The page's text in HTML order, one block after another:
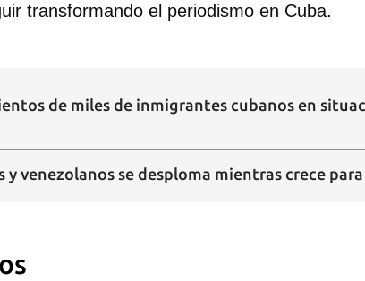
transformando el periodismo en Cuba.
de miles de inmigrantes cubanos en
y venezolanos se desploma mientras crece